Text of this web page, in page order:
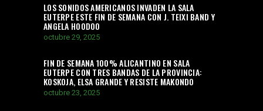
LOS SONIDOS AMERICANOS INVADEN LA SALA
EUTERPE ESTE FIN DE SEMANA CON J. TEIXI BAND Y
ANGELA HOODOO
octubre 29, 2025
FIN DE SEMANA 100% ALICANTINO EN SALA
EUTERPE CON TRES BANDAS DE LA PROVINCIA:
KOSKOJA, ELSA GRANDE Y RESISTE MAKONDO
octubre 23, 2025